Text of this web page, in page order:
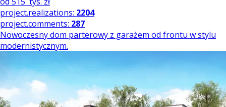
project.realizations: 2204
project.comments: 287
Nowoczesny dom parterowy z garażem od frontu w stylu
modernistycznym.